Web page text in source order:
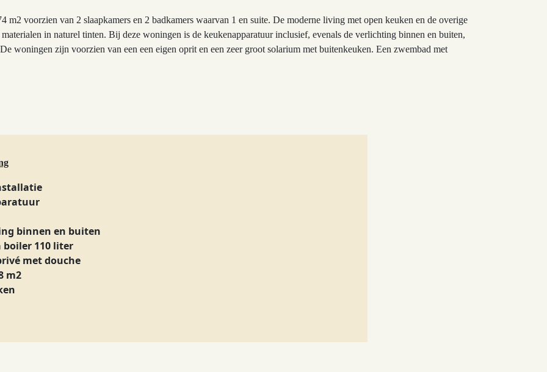
m2 voorzien van 2 slaapkamers en 2 badkamers waarvan 1 en suite. De moderne living met open keuken en de overige
in naturel tinten. Bij deze woningen is de keukenapparatuur inclusief, evenals de verlichting binnen en buiten,
woningen zijn voorzien van een een eigen oprit en een zeer groot solarium met buitenkeuken. Een zwembad met
binnen en buiten
110 liter
met douche
m2